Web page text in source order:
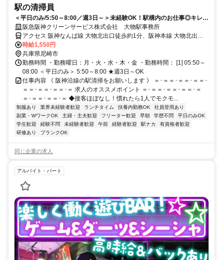
駅の清掃員
＜平日のみ/5:50～8:00／週3日～＞未経験OK！駅構内のお仕事◎キレイ
&丁寧好き◎女性スタッフが活躍するお仕事！
阪急阪神クリーンサービス株式会社 大物駅事務所
アクセス 阪神なんば線 大物北出口徒歩約1分、阪神本線 大物北出口
徒歩約1分
時給1,550円
兵庫県尼崎市
勤務時間 ・勤務曜日：月・火・水・木・金 ・勤務時間： [1] 05:50～
08:00 ＜平日のみ＞ 5:50～8:00 ★週3日～OK
仕事内容 《 阪神沿線の駅清掃をお願いします 》 ＝･＝＝･＝＝･＝＝･
＝＝･＝＝･＝＝･＝ 求人のオススメポイント ＝･＝＝･＝＝･＝＝･＝
＝･＝＝･＝＝･＝ ◆接客ほぼなし！慣れたら1人でモクモ...
制服あり 業界未経験者歓迎 ランチタイム 扶養内勤務OK
社員登用あり
副業・WワークOK
主婦・主夫歓迎 フリーター歓迎 早朝 学歴不問
平日のみOK
学生歓迎
経験不問 未経験者歓迎 午前 経験者歓迎 駅ナカ
有資格者歓迎
研修あり
ブランクOK
同じ企業の求人
アルバイト・パート